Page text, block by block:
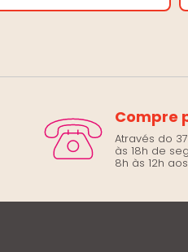
Compre
Através do
às 18h de
8h às 12h